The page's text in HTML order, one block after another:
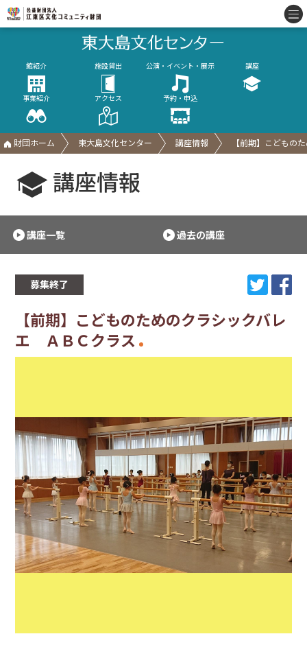
館紹介 施設貸出 公演・イベント・展示 講座
事業紹介 アクセス 予約・申込
財団ホーム 東大島文化センター 講座情報 【前期】こどもの
講座情報
講座一覧 過去の講座
募集終了
【前期】こどものためのクラシックバレ
エ ＡＢＣクラス